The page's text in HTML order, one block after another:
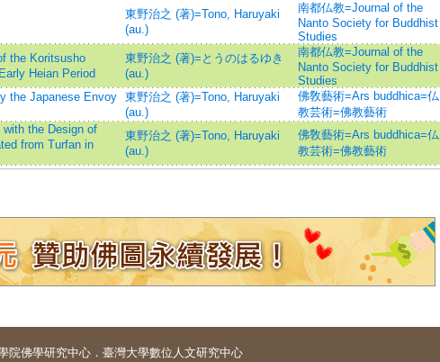
東野治之 (著)=Tono, Haruyaki
(au.)
南都仏教=Journal of the
Nanto Society for Buddhist
Studies
the Koritsusho
Heian Period
東野治之 (著)=とうのはるゆき
(au.)
南都仏教=Journal of the
Nanto Society for Buddhist
Studies
the Japanese Envoy
東野治之 (著)=Tono, Haruyaki
(au.)
佛敎藝術=Ars buddhica=仏
教芸術=佛教藝術
the Design of
from Turfan in
東野治之 (著)=Tono, Haruyaki
(au.)
佛敎藝術=Ars buddhica=仏
教芸術=佛教藝術
院佛學研究中心 ． 臺灣大學數位人文研究中心